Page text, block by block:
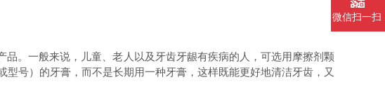
。一般来说，儿童、老人以及牙齿牙龈有疾病的人，可选用摩擦剂颗
号）的牙膏，而不是长期用一种牙膏，这样既能更好地清洁牙齿，又
微信扫一扫